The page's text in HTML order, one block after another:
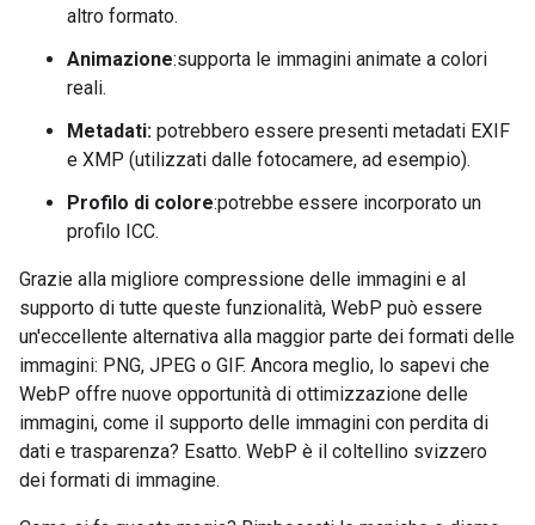
altro formato.
Animazione:supporta le immagini animate a colori
reali.
Metadati: potrebbero essere presenti metadati EXIF
e XMP (utilizzati dalle fotocamere, ad esempio).
Profilo di colore:potrebbe essere incorporato un
profilo ICC.
Grazie alla migliore compressione delle immagini e al
supporto di tutte queste funzionalità, WebP può essere
un'eccellente alternativa alla maggior parte dei formati delle
immagini: PNG, JPEG o GIF. Ancora meglio, lo sapevi che
WebP offre nuove opportunità di ottimizzazione delle
immagini, come il supporto delle immagini con perdita di
dati e trasparenza? Esatto. WebP è il coltellino svizzero
dei formati di immagine.